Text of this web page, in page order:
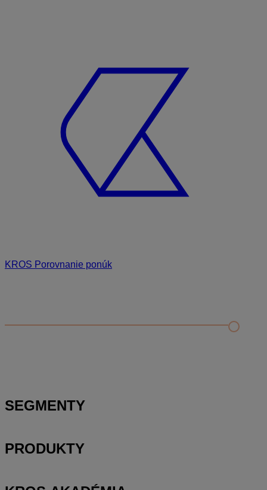
KROS Porovnanie ponúk
Nastavenie šanónov
SEGMENTY
PRODUKTY